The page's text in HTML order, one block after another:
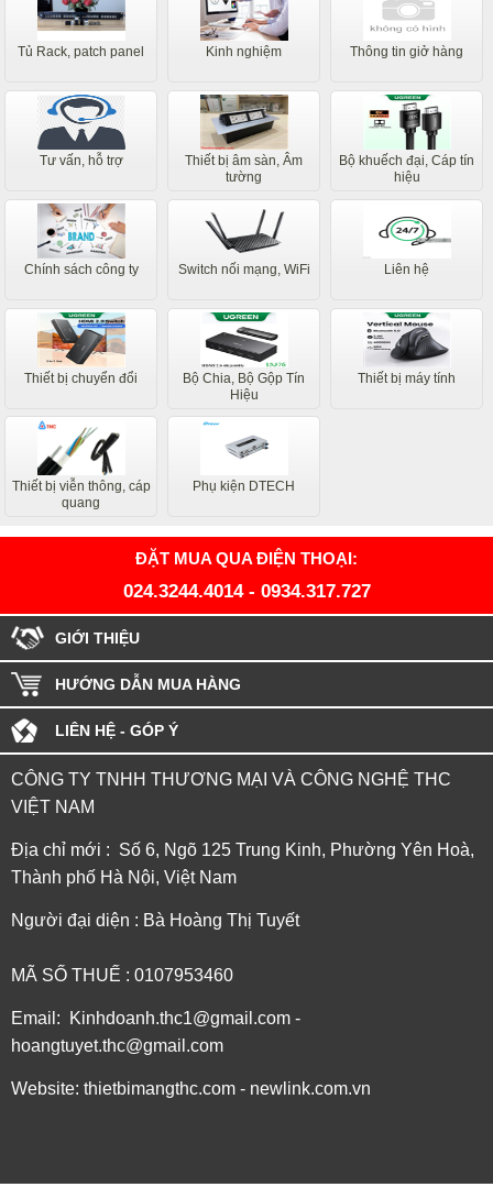
Tủ Rack, patch panel Kinh nghiệm Thông tin giở hàng
Tư vấn, hỗ trợ
Thiết bị âm sàn, Âm
tường
Bộ khuếch đại, Cáp tín
hiệu
Chính sách công ty Switch nối mạng, WiFi Liên hệ
Thiết bị chuyển đổi
Bộ Chia, Bộ Gộp Tín
Hiệu
Thiết bị máy tính
Thiết bị viễn thông, cáp
quang
Phụ kiện DTECH
ĐẶT MUA QUA ĐIỆN THOẠI:
024.3244.4014- 0934.317.727
GIỚI THIỆU
HƯỚNG DẪN MUA HÀNG
LIÊN HỆ - GÓP Ý
CÔNG TY TNHH THƯƠNG MẠI VÀ CÔNG NGHỆ THC
VIỆT NAM
Địa chỉ mới : Số 6, Ngõ 125 Trung Kinh, Phường Yên Hoà,
Thành phố Hà Nội, Việt Nam
Người đại diện : Bà Hoàng Thị Tuyết
MÃ SỐ THUẾ : 0107953460
Email: Kinhdoanh.thc1@gmail.com -
hoangtuyet.thc@gmail.com
Website: thietbimangthc.com - newlink.com.vn